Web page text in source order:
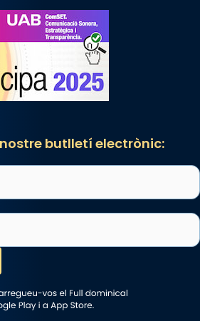
butlletí electrònic: